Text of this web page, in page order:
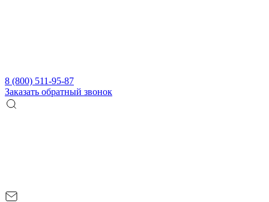
8 (800) 511-95-87
Заказать обратный звонок